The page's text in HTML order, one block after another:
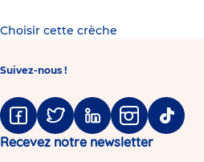
Choisir cette crèche
Suivez-nous !
FacebookTwitter LinkedinInstagramTiktok
Recevez notre newsletter